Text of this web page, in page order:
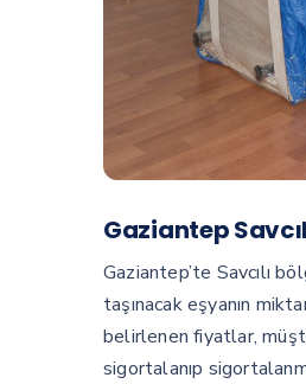
Gaziantep
Gaziantep’te Savcılı
taşınacak eşyanın
belirlenen fiyatlar,
sigortalanıp